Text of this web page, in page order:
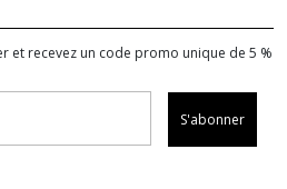
et recevez un code promo unique de 5 %
S'abonner